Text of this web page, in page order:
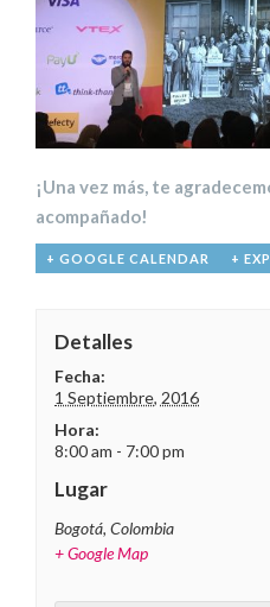
¡Una vez más, te
acompañado!
+ GOOGLE CALENDAR +
Detalles
Fecha:
1 Septiembre, 2016
Hora:
8:00 am - 7:00 pm
Lugar
Bogotá, Colombia
+ Google Map